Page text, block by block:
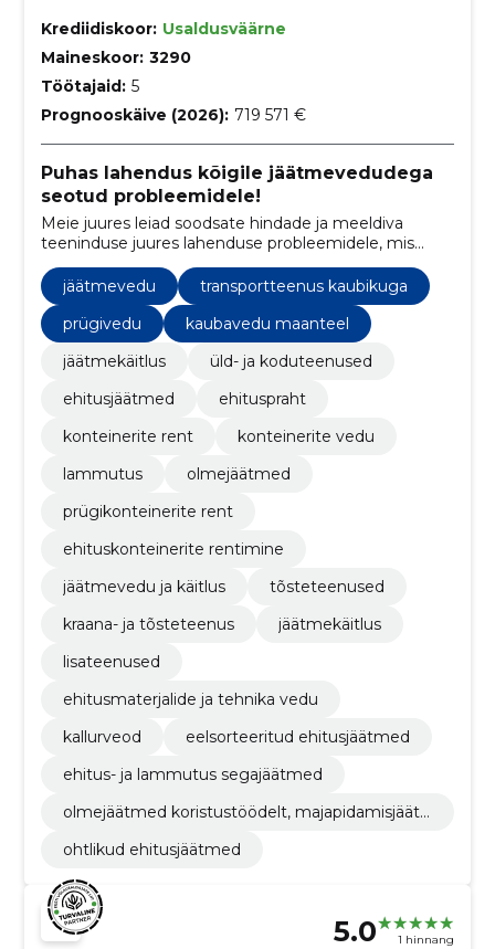
Krediidiskoor: Usaldusväärne
Maineskoor: 3290
Töötajaid: 5
Prognooskäive (2026): 719 571 €
Puhas lahendus kõigile jäätmevedudega
seotud probleemidele!
Meie juures leiad soodsate hindade ja meeldiva
teeninduse juures lahenduse probleemidele, mis
puutub suures koguses ehitus-, lammutus- ja
koristusjäätmete vedu. Vajadusel aitame Sind
jäätmete pealelaadimisel ja erinevatel koristus- ning
lammutustöödel.
jäätmevedu
transportteenus kaubikuga
prügivedu
kaubavedu maanteel
jäätmekäitlus
üld- ja koduteenused
ehitusjäätmed
ehituspraht
konteinerite rent
konteinerite vedu
lammutus
olmejäätmed
prügikonteinerite rent
ehituskonteinerite rentimine
jäätmevedu ja käitlus
tõsteteenused
kraana- ja tõsteteenus
jäätmekäitlus
lisateenused
ehitusmaterjalide ja tehnika vedu
kallurveod
eelsorteeritud ehitusjäätmed
ehitus- ja lammutus segajäätmed
olmejäätmed koristustöödelt, majapidamisjäät
ohtlikud ehitusjäätmed
5.0 1 hinnang